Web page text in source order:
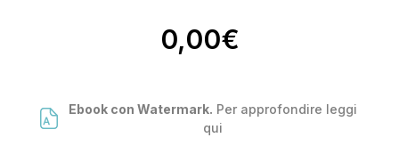
0,00€
Ebook con Watermark. Per approfondire leggi
qui